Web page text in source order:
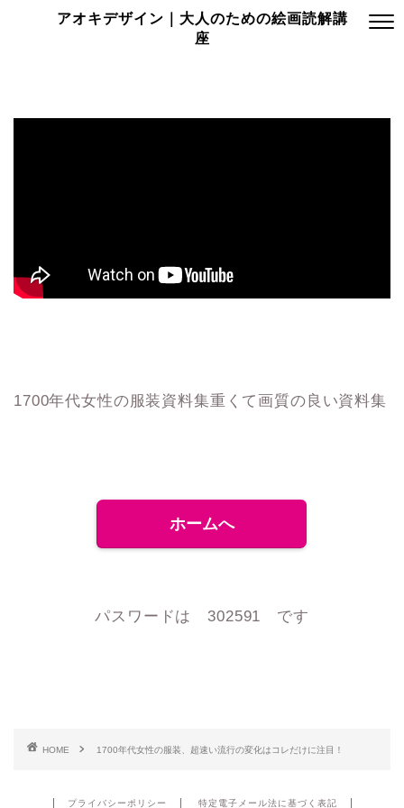
アオキデザイン｜大人のための絵画読解講
座
1700年代女性の服装資料集重くて画質の良い資料集
ホームへ
パスワードは 302591 です
HOME 1700年代女性の服装、超速い流行の変化はコレだけに注目！
プライバシーポリシー 特定電子メール法に基づく表記